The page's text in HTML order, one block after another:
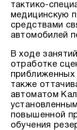
тактико-
медицинскую
средствами
автомобилей
В ходе
отработке
также
автоматом
повышенной
обучения